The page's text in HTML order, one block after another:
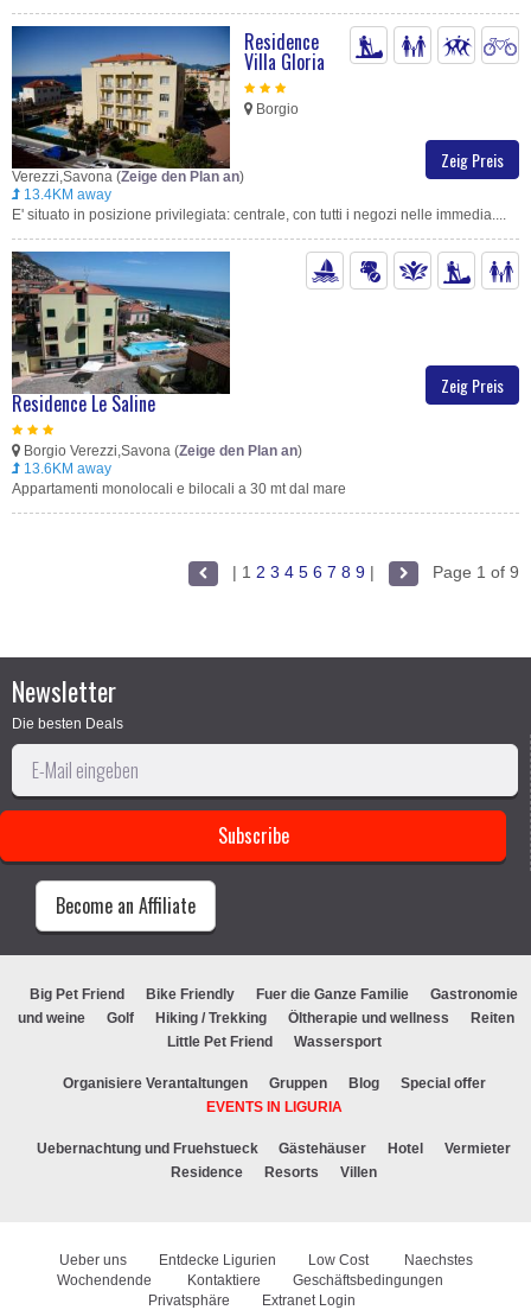
Zeig Preis
Residence
Villa Gloria
Borgio
Verezzi,Savona (Zeige den Plan an)
13.4KM away
E' situato in posizione privilegiata: centrale, con tutti i negozi nelle immedia....
Zeig Preis
Residence Le Saline
Borgio Verezzi,Savona (Zeige den Plan an)
13.6KM away
Appartamenti monolocali e bilocali a 30 mt dal mare
| 1 2 3 4 5 6 7 8 9 | Page 1 of 9
Newsletter
Die besten Deals
Become an Affiliate
Big Pet Friend Bike Friendly Fuer die Ganze Familie
Gastronomie
und weine
Golf Hiking / Trekking Öltherapie und wellness
Reiten
Little Pet Friend
Wassersport
Organisiere Verantaltungen Gruppen Blog
Special offer
EVENTS IN LIGURIA
Uebernachtung und Fruehstueck Gästehäuser Hotel
Vermieter
Residence
Resorts Villen
Ueber uns Entdecke Ligurien Low Cost
Naechstes
Wochendende
Kontaktiere
Geschäftsbedingungen
Privatsphäre
Extranet Login